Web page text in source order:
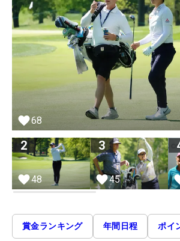
68
2
48
3
45
賞金ランキング 年間日程 ポイ